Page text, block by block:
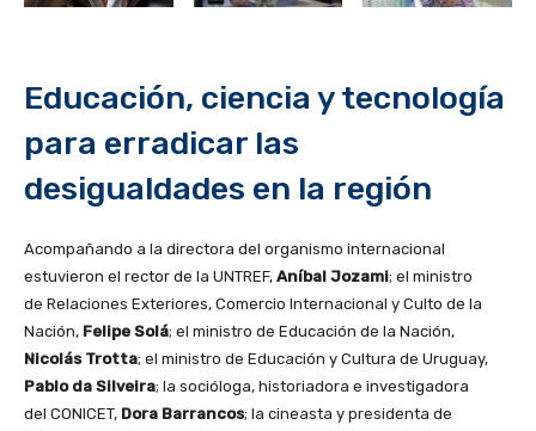
Educación, ciencia y tecnología
para erradicar las
desigualdades en la región
Acompañando a la directora del organismo internacional
estuvieron el rector de la UNTREF, Aníbal Jozami; el ministro
de Relaciones Exteriores, Comercio Internacional y Culto de la
Nación, Felipe Solá; el ministro de Educación de la Nación,
Nicolás Trotta; el ministro de Educación y Cultura de Uruguay,
Pablo da Silveira; la socióloga, historiadora e investigadora
del CONICET, Dora Barrancos; la cineasta y presidenta de